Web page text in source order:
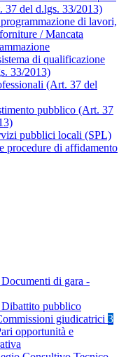
37 del d.lgs. 33/2013)
di lavori,
/ Mancata
di qualificazione
33/2013)
(Art. 37 del
pubblico (Art. 37
pubblici locali (SPL)
procedure di affidamento
di gara -
pubblico
giudicatrici 3
opportunità e